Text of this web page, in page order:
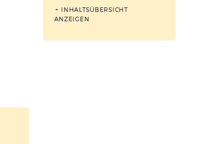
INHALTSÜBERSICHT
ANZEIGEN